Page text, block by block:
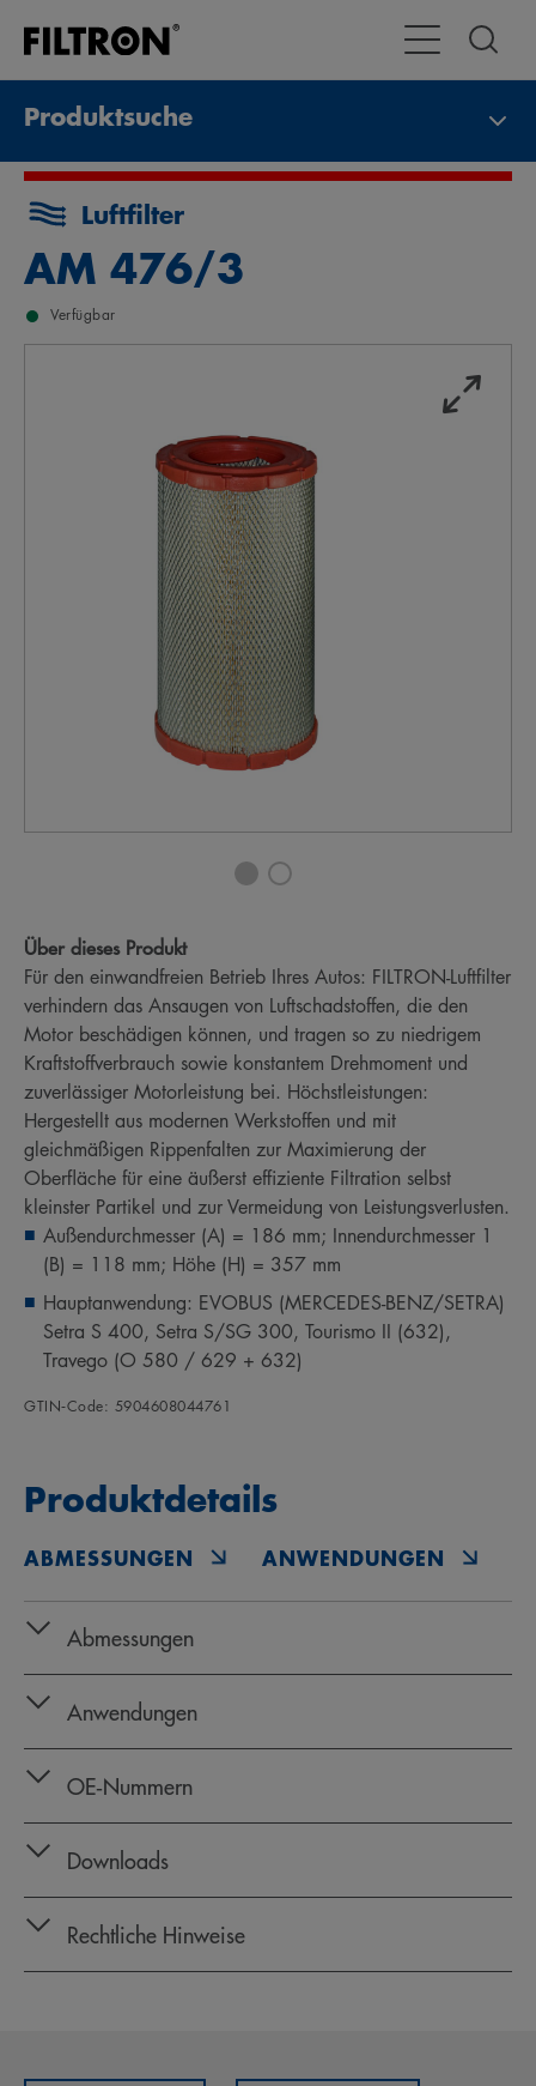
Toggle
Produktsuche
Luftfilter
AM 476/3
Verfügbar
Über dieses Produkt
Für den einwandfreien Betrieb Ihres Autos: FILTRON-Luftfilter
verhindern das Ansaugen von Luftschadstoffen, die den
Motor beschädigen können, und tragen so zu niedrigem
Kraftstoffverbrauch sowie konstantem Drehmoment und
zuverlässiger Motorleistung bei. Höchstleistungen:
Hergestellt aus modernen Werkstoffen und mit
gleichmäßigen Rippenfalten zur Maximierung der
Oberfläche für eine äußerst effiziente Filtration selbst
kleinster Partikel und zur Vermeidung von Leistungsverlusten.
Außendurchmesser (A) = 186 mm; Innendurchmesser 1
(B) = 118 mm; Höhe (H) = 357 mm
Hauptanwendung: EVOBUS (MERCEDES-BENZ/SETRA)
Setra S 400, Setra S/SG 300, Tourismo II (632),
Travego (O 580 / 629 + 632)
GTIN‑Code: 5904608044761
Produktdetails
ABMESSUNGEN ANWENDUNGEN
Abmessungen
Anwendungen
OE‑Nummern
Downloads
Rechtliche Hinweise